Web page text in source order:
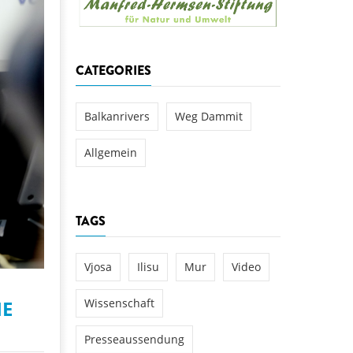
Ulog verursacht
WEG DAMMIT
für den Kamp: Aus für
im Kamptal
CATEGORIES
Balkanrivers Weg Dammit
Allgemein
TAGS
Vjosa Ilisu Mur Video
Wissenschaft
Presseaussendung